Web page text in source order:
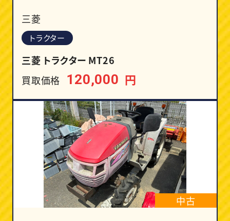
三菱
トラクター
三菱 トラクター MT26
買取価格 120,000 円
中古